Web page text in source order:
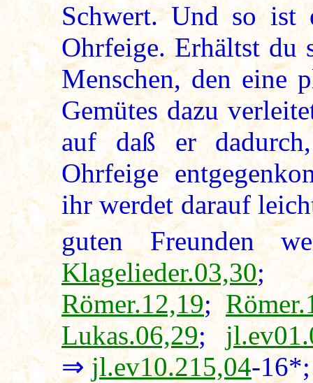
Schwert. Und so ist
Ohrfeige. Erhältst du
Menschen, den eine
Gemütes dazu
auf daß er
Ohrfeige
ihr werdet darauf
guten Freunden
Klagelieder.03,30
Römer.12,19;
Lukas.06,29;
⇒jl.ev10.215,04-